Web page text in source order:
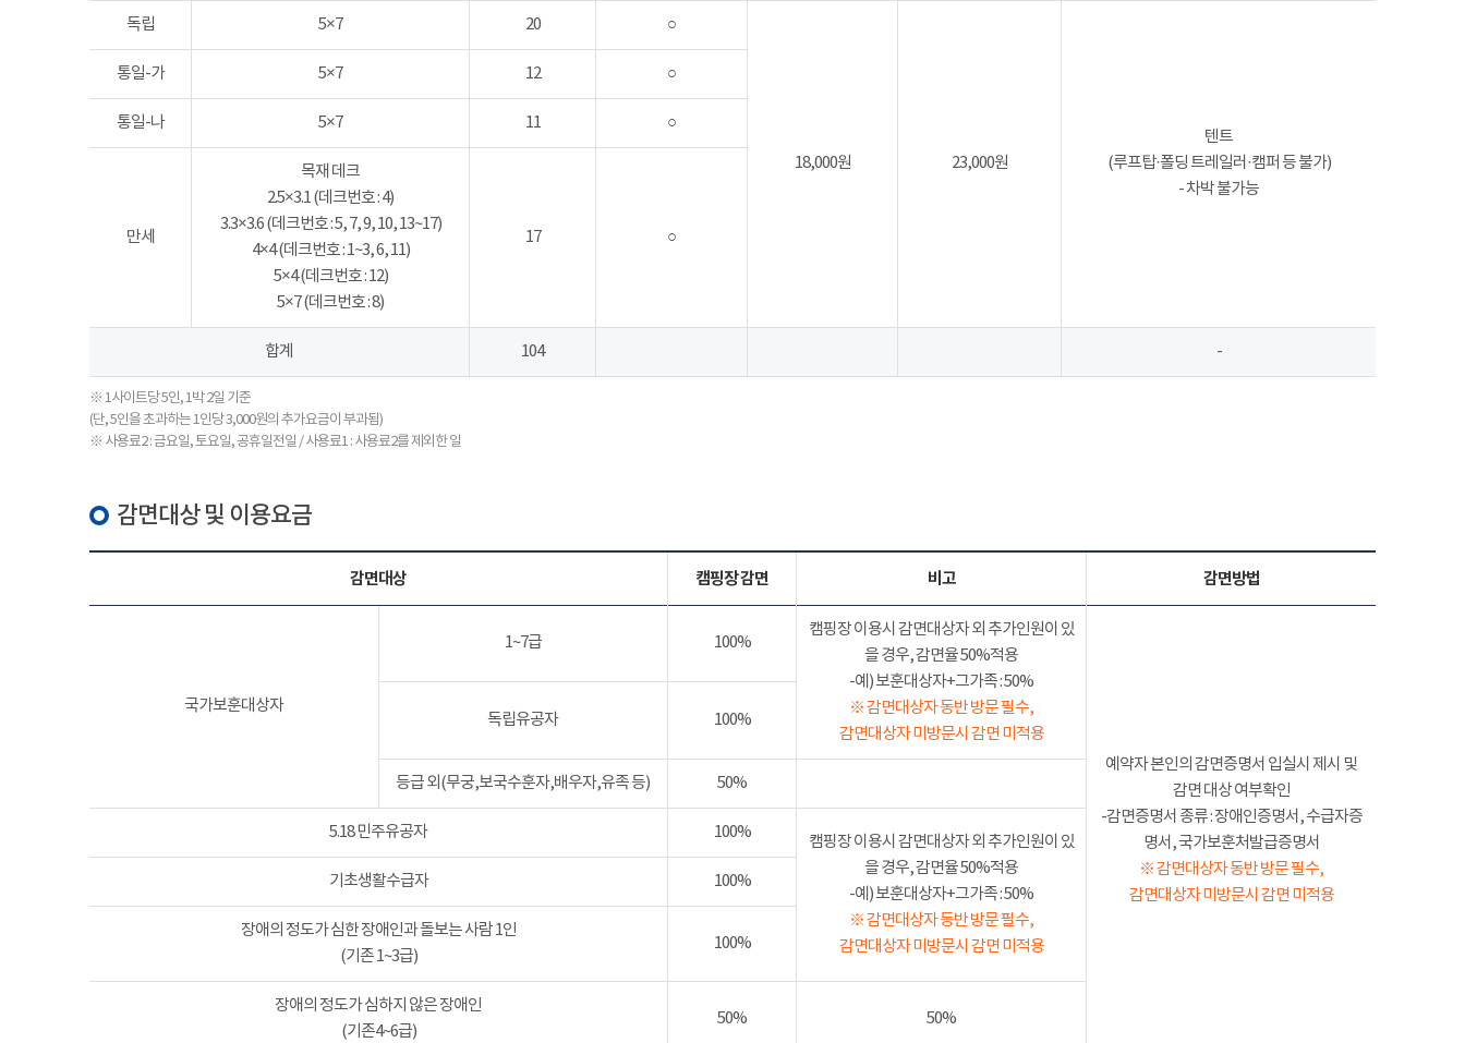
독립 5×7 20 ○
18,000원 23,000원
텐트
(루프탑·폴딩 트레일러·캠퍼 등 불가)
- 차박 불가능
통일-가 5×7 12 ○
통일-나 5×7 11 ○
만세
목재 데크
2.5×3.1 (데크번호 : 4)
3.3×3.6 (데크번호 : 5, 7, 9, 10, 13~17)
4×4 (데크번호 : 1~3, 6, 11)
5×4 (데크번호 : 12)
5×7 (데크번호 : 8)
17 ○
합계 104 -
※ 1사이트당 5인, 1박 2일 기준
(단, 5인을 초과하는 1인당 3,000원의 추가요금이 부과됨)
※ 사용료2 : 금요일, 토요일, 공휴일전일 / 사용료1 : 사용료2를 제외한 일
감면대상 및 이용요금
감면대상 캠핑장 감면 비고 감면방법
국가보훈대상자
1~7급 100%
캠핑장 이용시 감면대상자 외 추가인원이 있
을 경우, 감면율 50%적용
-예) 보훈대상자+그가족 : 50%
※ 감면대상자 동반 방문 필수,
감면대상자 미방문시 감면 미적용
예약자 본인의 감면증명서 입실시 제시 및
감면 대상 여부확인
-감면증명서 종류 : 장애인증명서, 수급자증
명서, 국가보훈처발급증명서
※ 감면대상자 동반 방문 필수,
감면대상자 미방문시 감면 미적용
독립유공자 100%
등급 외(무궁,보국수훈자,배우자,유족 등) 50%
5.18 민주유공자 100%
캠핑장 이용시 감면대상자 외 추가인원이 있
을 경우, 감면율 50%적용
-예) 보훈대상자+그가족 : 50%
※ 감면대상자 동반 방문 필수,
감면대상자 미방문시 감면 미적용
기초생활수급자 100%
장애의 정도가 심한 장애인과 돌보는 사람 1인
(기존 1~3급)
100%
장애의 정도가 심하지 않은 장애인
(기존4~6급)
50% 50%